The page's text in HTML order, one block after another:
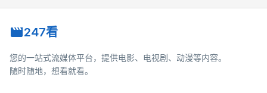
247看
您的一站式流媒体平台，提供电影、电视剧、动漫等内容。
随时随地，想看就看。